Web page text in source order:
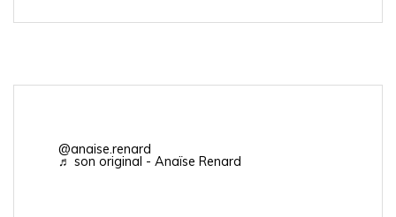
@anaise.renard
♬ son original - Anaïse Renard